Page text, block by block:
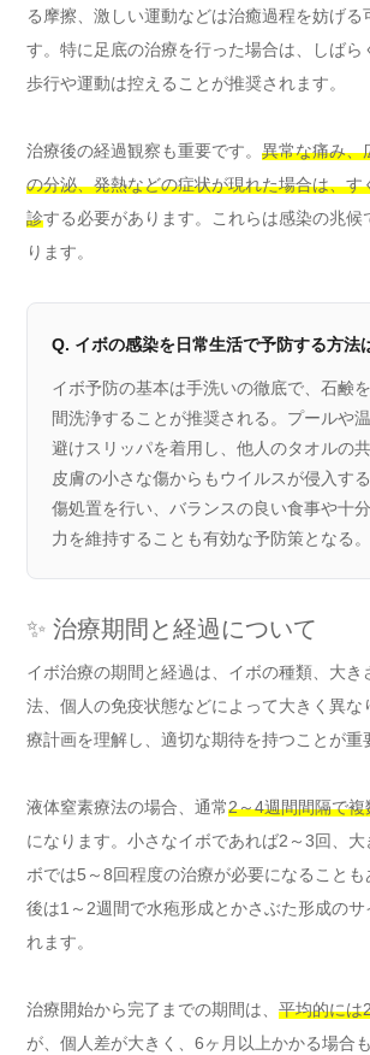
る摩擦、激しい運動などは治癒過程を妨げる
す。特に足底の治療を行った場合は、しばら
歩行や運動は控えることが推奨されます。
治療後の経過観察も重要です。 異常な痛み、
の分泌、発熱などの症状が現れた場合は、す
診する必要があります。これらは感染の兆候
ります。
Q. イボの感染を日常生活で予防する方法
イボ予防の基本は手洗いの徹底で、石鹸
間洗浄することが推奨される。プールや
避けスリッパを着用し、他人のタオルの共
皮膚の小さな傷からもウイルスが侵入す
傷処置を行い、バランスの良い食事や十
力を維持することも有効な予防策となる。
✨ 治療期間と経過について
イボ治療の期間と経過は、イボの種類、大き
法、個人の免疫状態などによって大きく異な
療計画を理解し、適切な期待を持つことが重
液体窒素療法の場合、通常2～4週間間隔で複
になります。小さなイボであれば2～3回、大
ボでは5～8回程度の治療が必要になること
後は1～2週間で水疱形成とかさぶた形成のサ
れます。
治療開始から完了までの期間は、 平均的には
が、個人差が大きく、6ヶ月以上かかる場合